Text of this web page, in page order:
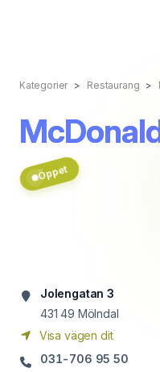
Kategorier Restaurang
Öppet
Jolengatan 3
431 49 Mölndal
Visa vägen dit
031-706 95 50